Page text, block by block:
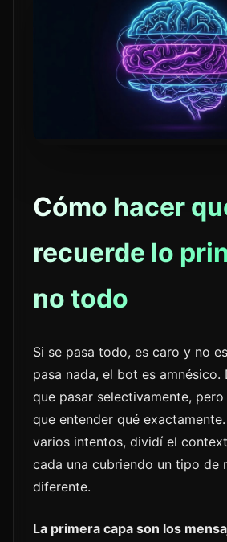
Cómo hacer
recuerde lo
no todo
Si se pasa todo, es caro y no
pasa nada, el bot es amnésico.
que pasar selectivamente,
que entender qué
varios intentos, dividí el
cada una cubriendo un tipo de
diferente.
La primera capa son los